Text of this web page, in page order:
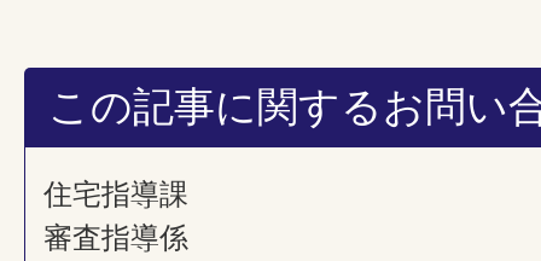
この記事に関するお問い
住宅指導課
審査指導係